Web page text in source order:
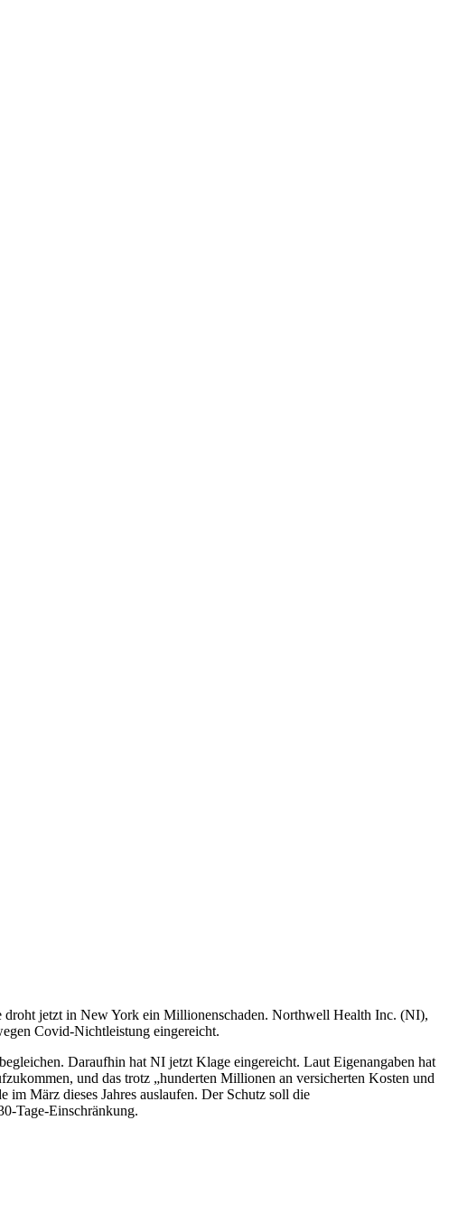
jetzt in New York ein Millionenschaden. Northwell Health Inc. (NI),
Covid-Nichtleistung eingereicht.
Daraufhin hat NI jetzt Klage eingereicht. Laut Eigenangaben hat
und das trotz „hunderten Millionen an versicherten Kosten und
März dieses Jahres auslaufen. Der Schutz soll die
Tage-Einschränkung.